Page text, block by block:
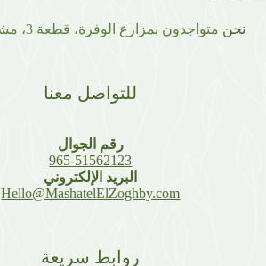
نحن متواجدون بمزارع الوفرة، قطعة 3، مشتل الزغبي
للتواصل معنا
رقم الجوال
965-51562123
البريد الإلكتروني
Hello@MashatelElZoghby.com
روابط سريعة